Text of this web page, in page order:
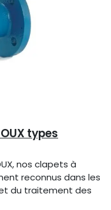
types
nos clapets à
reconnus dans les
du traitement des